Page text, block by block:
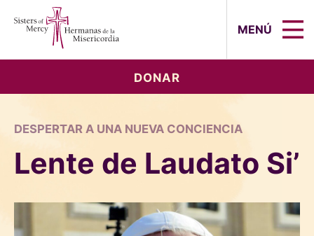
MENÚ
DONAR
DESPERTAR A UNA NUEVA CONCIENCIA
Lente de Laudato Si’